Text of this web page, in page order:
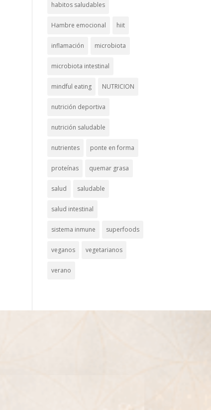
habitos saludables
Hambre emocional hiit
inflamación microbiota
microbiota intestinal
mindful eating NUTRICION
nutrición deportiva
nutrición saludable
nutrientes ponte en forma
proteínas quemar grasa
salud saludable
salud intestinal
sistema inmune superfoods
veganos vegetarianos
verano